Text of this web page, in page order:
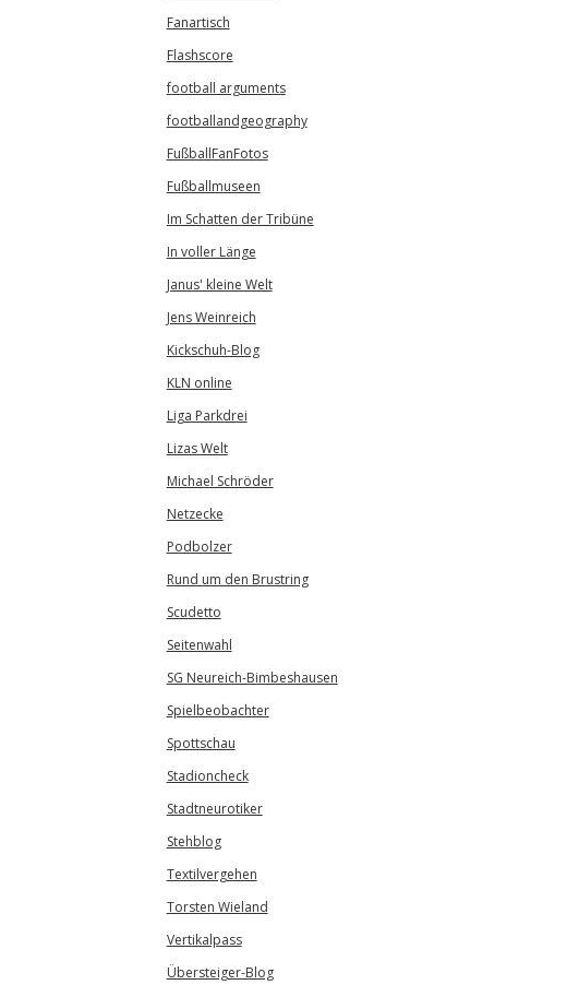
Fanartisch
Flashscore
football arguments
footballandgeography
FußballFanFotos
Fußballmuseen
Im Schatten der Tribüne
In voller Länge
Janus' kleine Welt
Jens Weinreich
Kickschuh-Blog
KLN online
Liga Parkdrei
Lizas Welt
Michael Schröder
Netzecke
Podbolzer
Rund um den Brustring
Scudetto
Seitenwahl
SG Neureich-Bimbeshausen
Spielbeobachter
Spottschau
Stadioncheck
Stadtneurotiker
Stehblog
Textilvergehen
Torsten Wieland
Vertikalpass
Übersteiger-Blog